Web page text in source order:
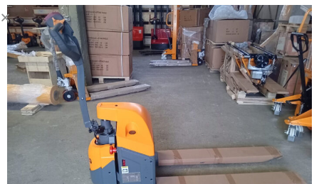
DELACCO d.o.o.
Čabdin 53,
10450 Jastrebarsko